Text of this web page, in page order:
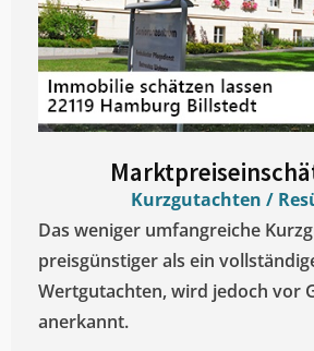
Kurzgutachten /
Das weniger umfangreiche
preisgünstiger als ein
Wertgutachten, wird jedoch vor
anerkannt.